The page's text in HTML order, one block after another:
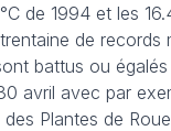
de 1994 et les
de records
battus ou
avril avec par
Plantes de